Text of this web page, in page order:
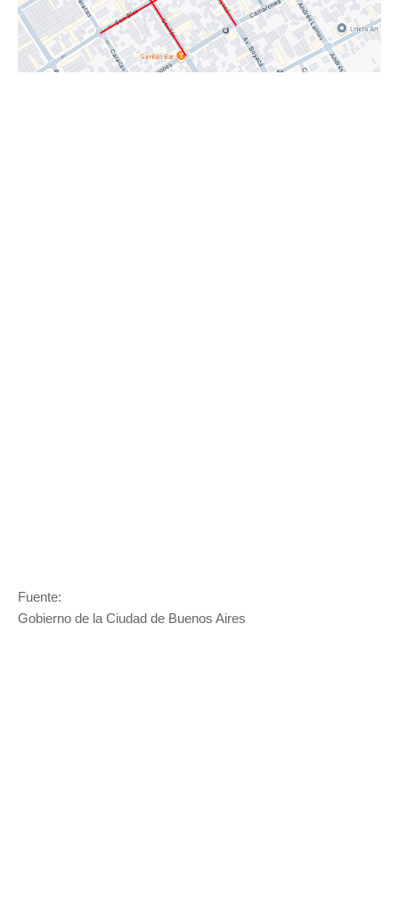
Fuente:
Gobierno de la Ciudad de Buenos Aires